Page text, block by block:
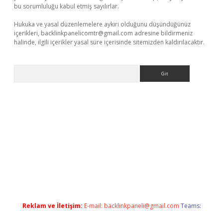
bu sorumluluğu kabul etmiş sayılırlar.
Hukuka ve yasal düzenlemelere aykırı olduğunu düşündüğünüz
içerikleri, backlinkpanelicomtr@gmail.com adresine bildirmeniz
halinde, ilgili içerikler yasal süre içerisinde sitemizden kaldırılacaktır.
Reklam ve İletişim: E-mail: backlinkpaneli@gmail.com Teams: